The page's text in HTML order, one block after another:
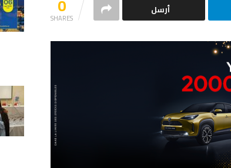
SHARES
أرسل